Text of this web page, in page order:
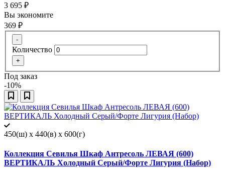
3 695 ₽
Вы экономите
369 ₽
-
Количество
+
Под заказ
-10%
450(ш) x 440(в) x 600(г)
Коллекция Севилья Шкаф Антресоль ЛЕВАЯ (600)
ВЕРТИКАЛЬ Холодный Серый/Форте Лигурия (Набор)